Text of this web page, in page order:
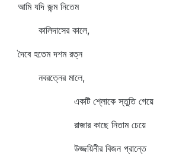
আমি যদি জন্ম নিতেম
কালিদাসের কালে,
দৈবে হতেম দশম রত্ন
নবরত্নের মালে,
একটি শ্লোকে স্তুতি গেয়ে
রাজার কাছে নিতাম চেয়ে
উজ্জয়িনীর বিজন প্রান্তে